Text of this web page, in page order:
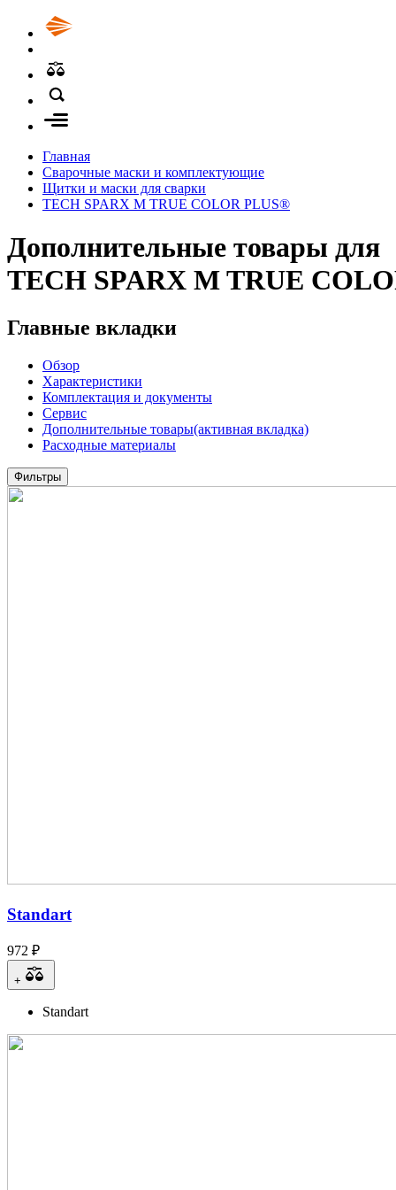
Главная
Сварочные маски и комплектующие
Щитки и маски для сварки
TECH SPARX M TRUE COLOR PLUS®
Дополнительные товары для
TECH SPARX M TRUE
Главные вкладки
Обзор
Характеристики
Комплектация и документы
Сервис
Дополнительные товары(активная вкладка)
Расходные материалы
Фильтры
Standart
972 ₽
+
Standart